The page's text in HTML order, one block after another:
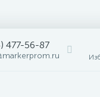
477-56-87